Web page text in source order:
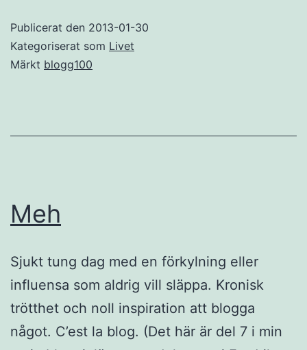
Publicerat den 2013-01-30
Kategoriserat som Livet
Märkt blogg100
Meh
Sjukt tung dag med en förkylning eller
influensa som aldrig vill släppa. Kronisk
trötthet och noll inspiration att blogga
något. C’est la blog. (Det här är del 7 i min